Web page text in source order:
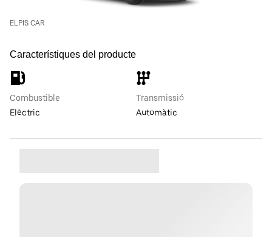
ELPIS CAR
Característiques del producte
Combustible
Elèctric
Transmissió
Automàtic